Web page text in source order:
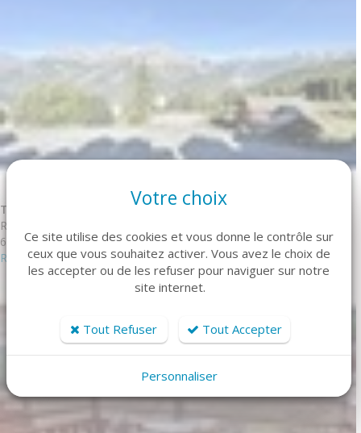
T2 4/6 CM Puy-Saint-Vincent
Réf. DBA316P
6 personne(s) - 1 chambre(s)
Réserver
Votre choix
Ce site utilise des cookies et vous donne le contrôle sur
ceux que vous souhaitez activer. Vous avez le choix de
les accepter ou de les refuser pour naviguer sur notre
site internet.
Tout Refuser Tout Accepter
Personnaliser